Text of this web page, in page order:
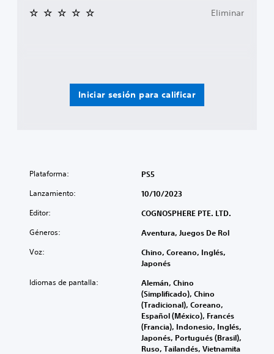
Iniciar sesión para calificar
Eliminar
Plataforma: PS5
Lanzamiento: 10/10/2023
Editor: COGNOSPHERE PTE. LTD.
Géneros: Aventura, Juegos De Rol
Voz:
Chino, Coreano, Inglés,
Japonés
Idiomas de pantalla:
Alemán, Chino
(Simplificado), Chino
(Tradicional), Coreano,
Español (México), Francés
(Francia), Indonesio, Inglés,
Japonés, Portugués (Brasil),
Ruso, Tailandés, Vietnamita